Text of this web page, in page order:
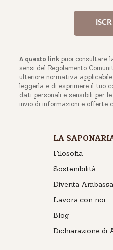
A questo link puoi consultare
sensi del Regolamento
ulteriore normativa
leggerla e di esprimere il tuo
dati personali e sensibili per
invio di informazioni e offerte
LA
Filosofia
Sostenibilità
Diventa
Lavora con noi
Blog
Dichiarazione di